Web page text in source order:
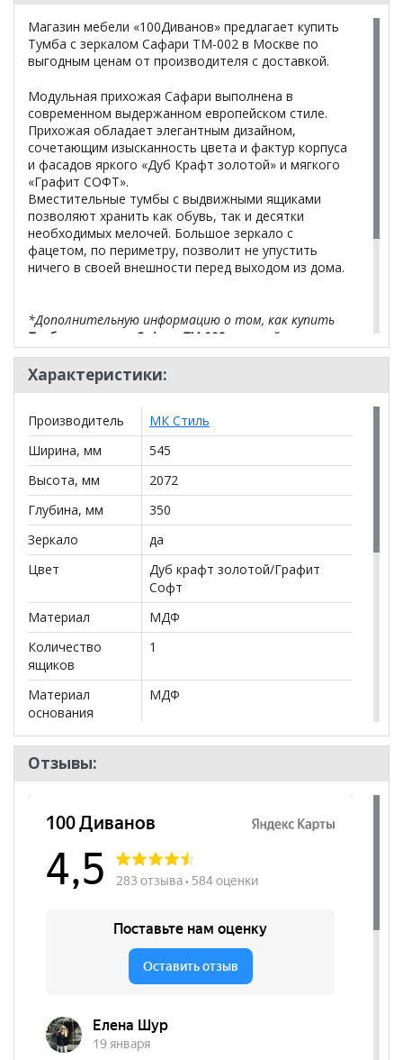
Магазин мебели «100Диванов» предлагает купить
Тумба с зеркалом Сафари ТМ-002 в Москве по
выгодным ценам от производителя с доставкой.
Модульная прихожая Сафари выполнена в
современном выдержанном европейском стиле.
Прихожая обладает элегантным дизайном,
сочетающим изысканность цвета и фактур корпуса
и фасадов яркого «Дуб Крафт золотой» и мягкого
«Графит СОФТ».
Вместительные тумбы с выдвижными ящиками
позволяют хранить как обувь, так и десятки
необходимых мелочей. Большое зеркало с
фацетом, по периметру, позволит не упустить
ничего в своей внешности перед выходом из дома.
*Дополнительную информацию о том, как купить
Тумба с зеркалом Сафари ТМ-002 уточняйте у
нашего менеджера по телефону+79292022735.
**Цены на официальном сайте100диванов.com
действительны только для интернет-магазина
могут отличаться от цен в розничных магазинах-
салонах сети!
Характеристики:
Производитель
МК Стиль
Ширина, мм
545
Высота, мм
2072
Глубина, мм
350
Зеркало
да
Цвет
Дуб крафт золотой/Графит
Софт
Материал
МДФ
Количество
ящиков
1
Материал
основания
МДФ
Форма
Прямоугольник
Угловой
Ящики
да
Фасад
МДФ
Модульный
да
Стиль
Комната
Прихожая
Отзывы: